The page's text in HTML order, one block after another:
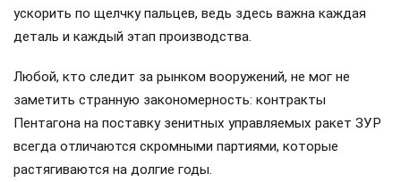
ускорить по щелчку пальцев, ведь здесь важна каждая
деталь и каждый этап производства.
Любой, кто следит за рынком вооружений, не мог не
заметить странную закономерность: контракты
Пентагона на поставку зенитных управляемых ракет ЗУР
всегда отличаются скромными партиями, которые
растягиваются на долгие годы.